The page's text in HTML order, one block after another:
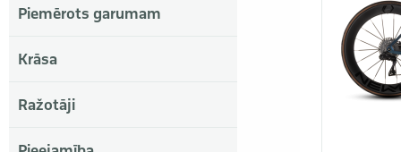
Piemērots garumam
Krāsa
Ražotāji